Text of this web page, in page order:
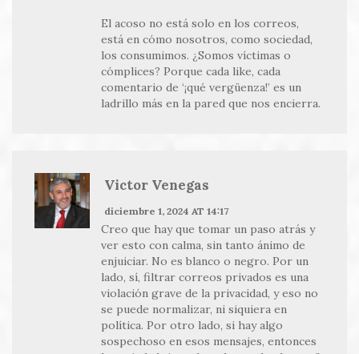
El acoso no está solo en los correos,
está en cómo nosotros, como sociedad,
los consumimos. ¿Somos víctimas o
cómplices? Porque cada like, cada
comentario de ‘¡qué vergüenza!’ es un
ladrillo más en la pared que nos encierra.
Victor Venegas
diciembre 1, 2024 AT 14:17
Creo que hay que tomar un paso atrás y
ver esto con calma, sin tanto ánimo de
enjuiciar. No es blanco o negro. Por un
lado, sí, filtrar correos privados es una
violación grave de la privacidad, y eso no
se puede normalizar, ni siquiera en
política. Por otro lado, si hay algo
sospechoso en esos mensajes, entonces